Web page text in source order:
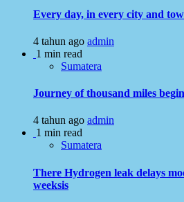
Every day, in every city and
4 tahun ago admin
1 min read
Sumatera
Journey of thousand miles
4 tahun ago admin
1 min read
Sumatera
There Hydrogen leak delays
weeksis